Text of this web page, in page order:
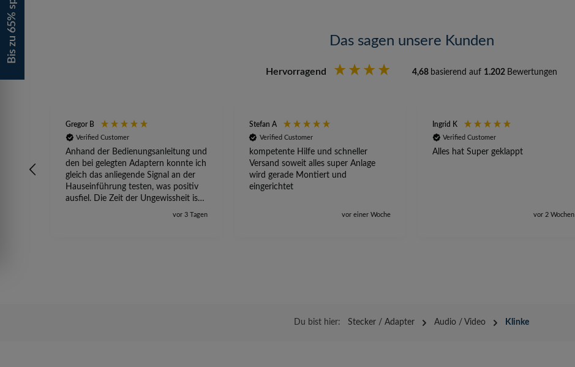
Das sagen unsere Kunden
Hervorragend 4,68 basierend auf 1.202 Bewertungen
Gregor B
Verified Customer
Anhand der Bedienungsanleitung und
den bei gelegten Adaptern konnte ich
gleich das anliegende Signal an der
Hauseinführung testen, was positiv
ausfiel. Die Zeit der Ungewissheit ist
jetzt vorbei, ich kann mit Sicherheit
vor 3 Tagen
Stefan A
Verified Customer
kompetente Hilfe und schneller
Versand soweit alles super Anlage
wird gerade Montiert und
eingerichtet
vor einer Woche
Ingrid K
Verified Customer
Alles hat Super geklappt
vor 2 Wochen
Du bist hier: Stecker / Adapter Audio / Video Klinke
Bis zu 65% sparen!